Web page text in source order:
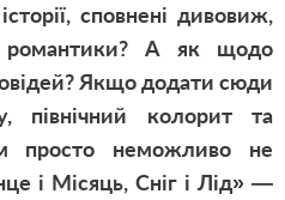
сповнені дивовиж,
романтики? А як щодо
Якщо додати сюди
колорит та
просто неможливо не
і Місяць, Сніг і Лід» —